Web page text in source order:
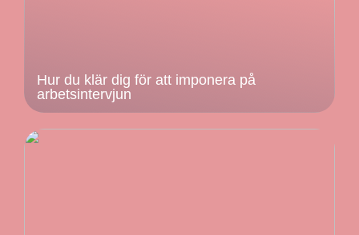
Hur du klär dig för att imponera på
arbetsintervjun